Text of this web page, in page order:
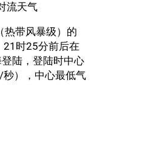
流天气
热带风暴级）的
21时25分前后在
陆，登陆时中心
），中心最低气